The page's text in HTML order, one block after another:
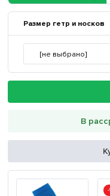
Размер гетр и носков
[не выбрано]
В